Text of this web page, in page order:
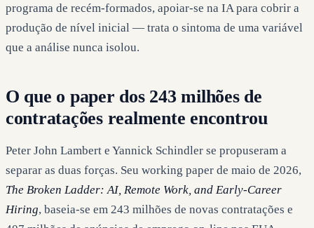
programa de recém-formados, apoiar-se na IA para cobrir a
produção de nível inicial — trata o sintoma de uma variável
que a análise nunca isolou.
O que o paper dos 243 milhões de
contratações realmente encontrou
Peter John Lambert e Yannick Schindler se propuseram a
separar as duas forças. Seu working paper de maio de 2026,
The Broken Ladder: AI, Remote Work, and Early-Career
Hiring, baseia-se em 243 milhões de novas contratações e